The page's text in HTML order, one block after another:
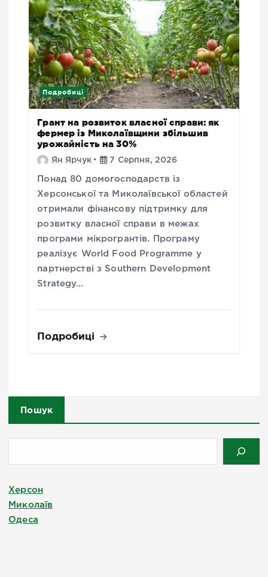
Подробиці
Грант на розвиток власної справи: як
фермер із Миколаївщини збільшив
урожайність на 30%
Ян Ярчук 7 Серпня, 2026
Понад 80 домогосподарств із
Херсонської та Миколаївської областей
отримали фінансову підтримку для
розвитку власної справи в межах
програми мікрогрантів. Програму
реалізує World Food Programme у
партнерстві з Southern Development
Strategy…
Подробиці
Пошук
Херсон
Миколаїв
Одеса